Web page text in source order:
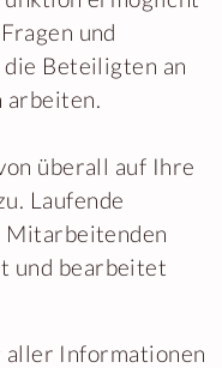
und
Beteiligten an
arbeiten.
überall auf Ihre
Laufende
Mitarbeitenden
und bearbeitet
aller Informationen